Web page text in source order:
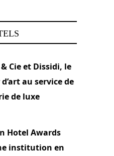
Cie et Dissidi, le
au service de
de luxe
Hotel Awards
institution en